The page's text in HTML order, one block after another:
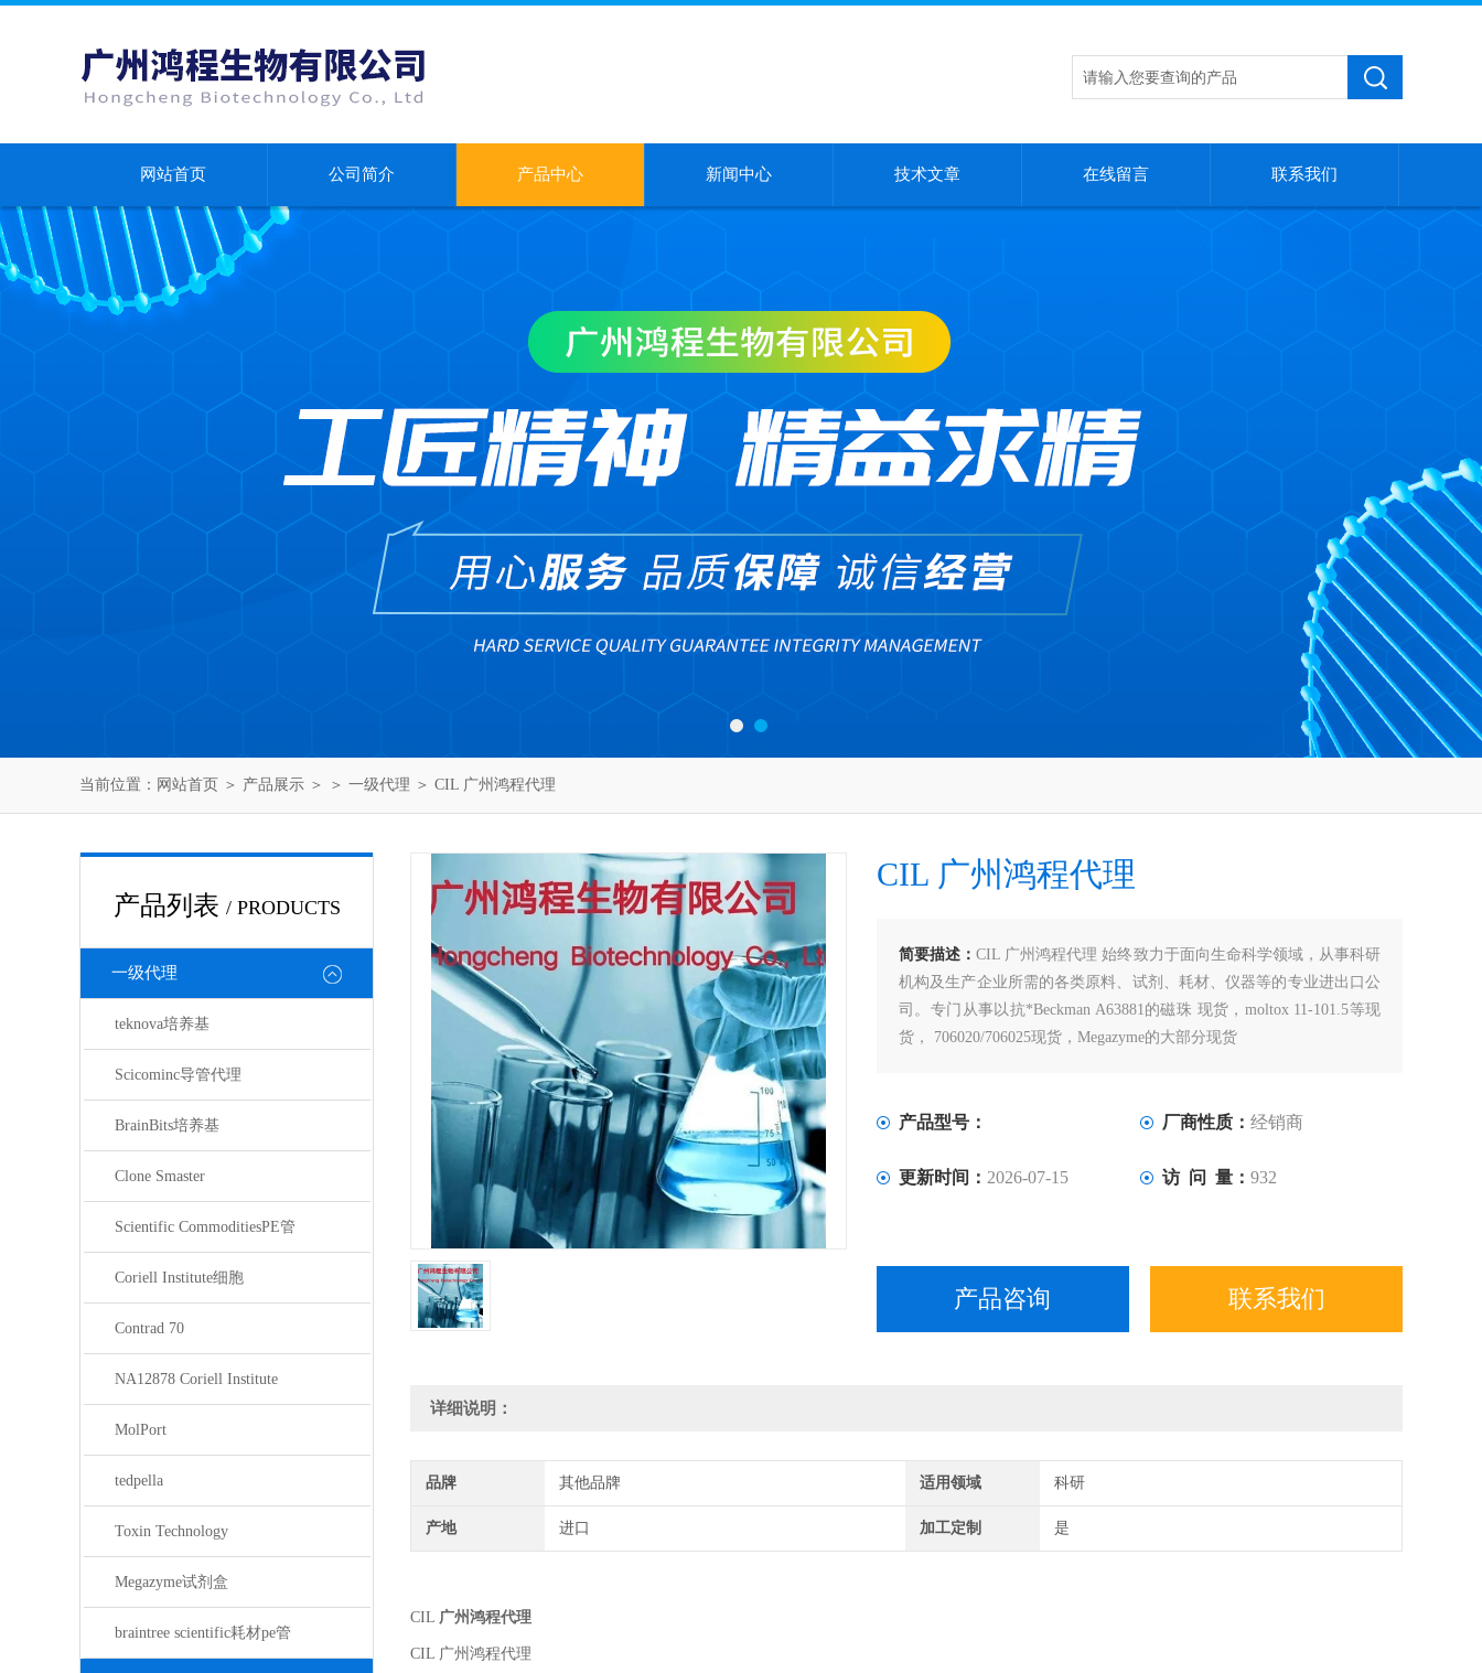
网站首页 公司简介 产品中心 新闻中心 技术文章 在线留言 联系我们
当前位置： 网站首页 ＞ 产品展示 ＞ ＞ 一级代理 ＞ CIL 广州鸿程代理
产品列表 / PRODUCTS
一级代理
teknova培养基
Scicominc导管代理
BrainBits培养基
Clone Smaster
Scientific CommoditiesPE管
Coriell Institute细胞
Contrad 70
NA12878 Coriell Institute
MolPort
tedpella
Toxin Technology
Megazyme试剂盒
braintree scientific耗材pe管
CIL 广州鸿程代理
简要描述：CIL 广州鸿程代理 始终致力于面向生命科学领域，从事科研
机构及生产企业所需的各类原料、试剂、耗材、仪器等的专业进出口公
司。专门从事以抗*Beckman A63881的磁珠 现货，moltox 11-101.5等现
货， 706020/706025现货，Megazyme的大部分现货
产品型号： 厂商性质： 经销商
更新时间： 2026-07-15 访 问 量： 932
产品咨询 联系我们
详细说明：
品牌 其他品牌 适用领域 科研
产地 进口 加工定制 是
CIL 广州鸿程代理
CIL 广州鸿程代理